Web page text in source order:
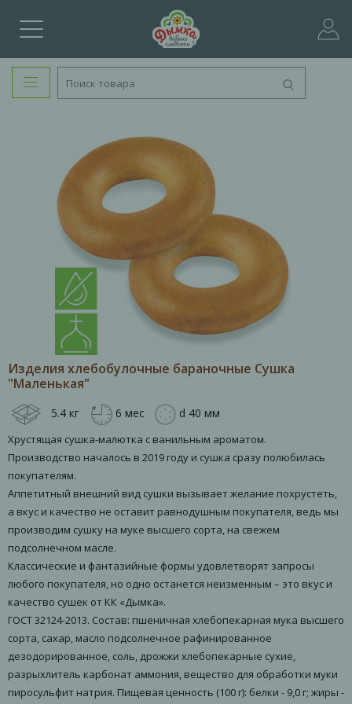
Изделия хлебобулочные бараночные Сушка
"Маленькая"
5.4 кг 6 мес d 40 мм
Хрустящая сушка-малютка с ванильным ароматом.
Производство началось в 2019 году и сушка сразу полюбилась
покупателям.
Аппетитный внешний вид сушки вызывает желание похрустеть,
а вкус и качество не оставит равнодушным покупателя, ведь мы
производим сушку на муке высшего сорта, на свежем
подсолнечном масле.
Классические и фантазийные формы удовлетворят запросы
любого покупателя, но одно останется неизменным – это вкус и
качество сушек от КК «Дымка».
ГОСТ 32124-2013. Состав: пшеничная хлебопекарная мука высшего
сорта, сахар, масло подсолнечное рафинированное
дезодорированное, соль, дрожжи хлебопекарные сухие,
разрыхлитель карбонат аммония, вещество для обработки муки
пиросульфит натрия. Пищевая ценность (100 г): белки - 9,0 г; жиры -